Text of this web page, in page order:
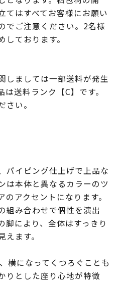
てはすべてお客様にお願い
でご注意ください。2名様
ております。
しましては一部送料が発生
送料ランク【C】です。
さい。
パイピング仕上げで上品な
は本体と異なるカラーのツ
アクセントになります。
組み合わせで個性を演出
脚により、全体はすっきり
ます。
横になってくつろぐことも
りとした座り心地が特徴